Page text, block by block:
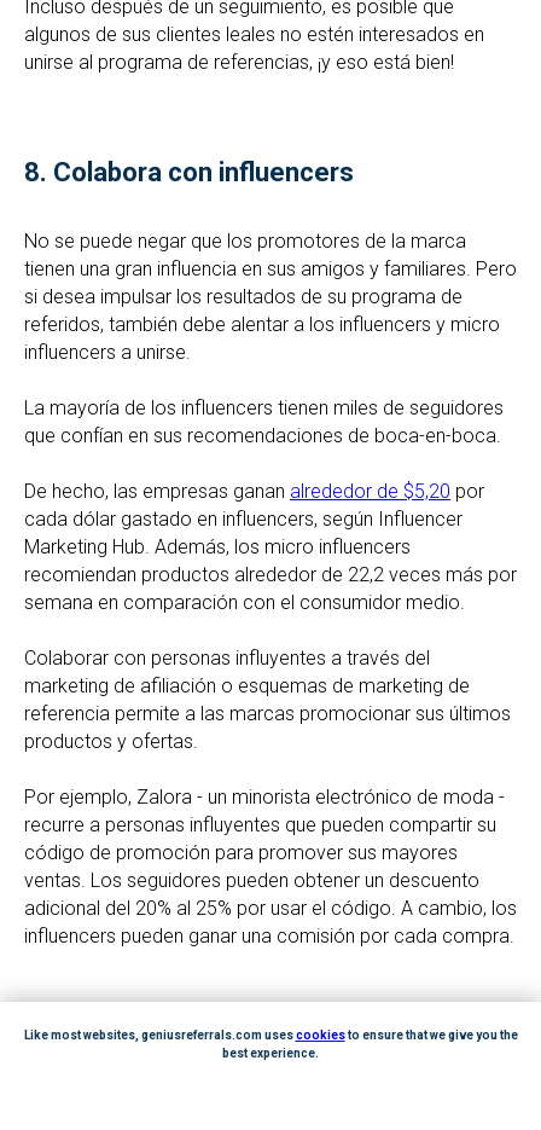
Incluso después de un seguimiento, es posible que
algunos de sus clientes leales no estén interesados en
unirse al programa de referencias, ¡y eso está bien!
8. Colabora con influencers
No se puede negar que los promotores de la marca
tienen una gran influencia en sus amigos y familiares. Pero
si desea impulsar los resultados de su programa de
referidos, también debe alentar a los influencers y micro
influencers a unirse.
La mayoría de los influencers tienen miles de seguidores
que confían en sus recomendaciones de boca-en-boca.
De hecho, las empresas ganan alrededor de $5,20 por
cada dólar gastado en influencers, según Influencer
Marketing Hub. Además, los micro influencers
recomiendan productos alrededor de 22,2 veces más por
semana en comparación con el consumidor medio.
Colaborar con personas influyentes a través del
marketing de afiliación o esquemas de marketing de
referencia permite a las marcas promocionar sus últimos
productos y ofertas.
Por ejemplo, Zalora - un minorista electrónico de moda -
recurre a personas influyentes que pueden compartir su
código de promoción para promover sus mayores
ventas. Los seguidores pueden obtener un descuento
adicional del 20% al 25% por usar el código. A cambio, los
influencers pueden ganar una comisión por cada compra.
9.Agradezca a los clientes por las
Like most websites, geniusreferrals.com usescookiesto ensure that we give you the
best experience.